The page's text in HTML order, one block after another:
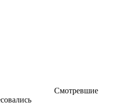
Смотревшие